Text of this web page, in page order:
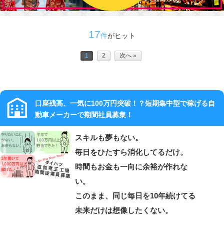
即入寮特集
面接会に行こう
よくある質問
インタビュー
Instagram
17件がヒット
1 2 次へ »
口座残高、一気に100万円突破！？短期集中型で稼げる自
動車メーカーで期間社員募集！
スキルも夢もない。
毎日をひたすら消化してるだけ。
時間もお金も一向に余裕が作れな
い。
このまま、同じ毎日を10年続けてる
未来だけは想像したくない。